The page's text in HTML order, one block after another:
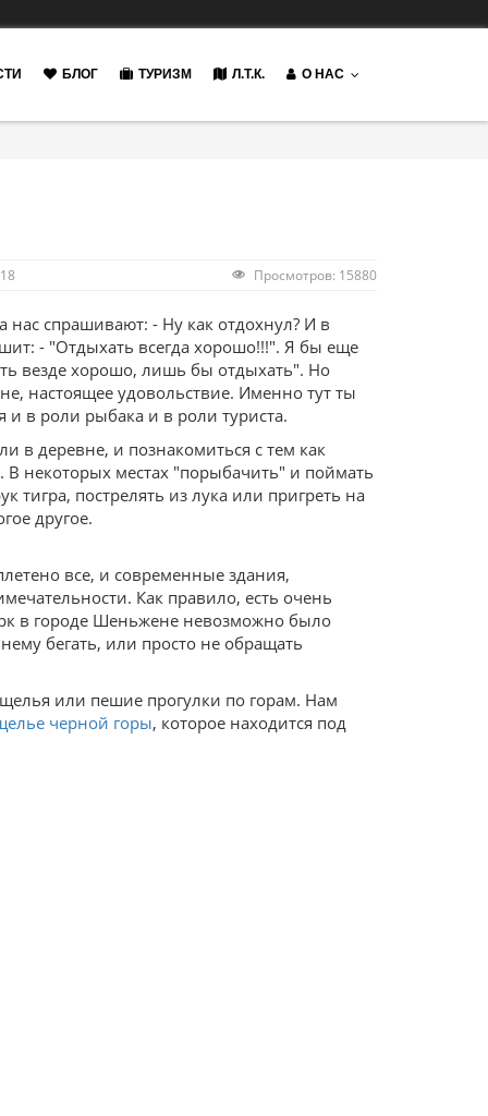
БЛОГ ТУРИЗМ Л.Т.К. О НАС
Просмотров: 15880
нас спрашивают: - Ну как отдохнул? И в
- "Отдыхать всегда хорошо!!!". Я бы еще
везде хорошо, лишь бы отдыхать". Но
настоящее удовольствие. Именно тут ты
в роли рыбака и в роли туриста.
в деревне, и познакомиться с тем как
В некоторых местах "порыбачить" и поймать
тигра, пострелять из лука или пригреть на
другое.
все, и современные здания,
Как правило, есть очень
в городе Шеньжене невозможно было
бегать, или просто не обращать
или пешие прогулки по горам. Нам
черной горы, которое находится под